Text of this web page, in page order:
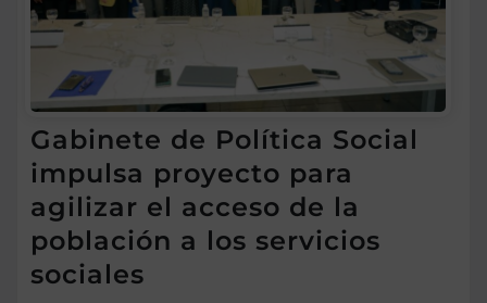
Gabinete de Política Social
impulsa proyecto para
agilizar el acceso de la
población a los servicios
sociales